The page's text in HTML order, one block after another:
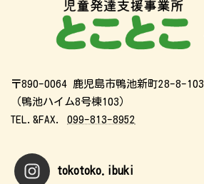
〒890-0064 鹿児島市鴨池新町28-8-103
（鴨池ハイム8号棟103）
TEL.&FAX. 099-813-8952
tokotoko.ibuki